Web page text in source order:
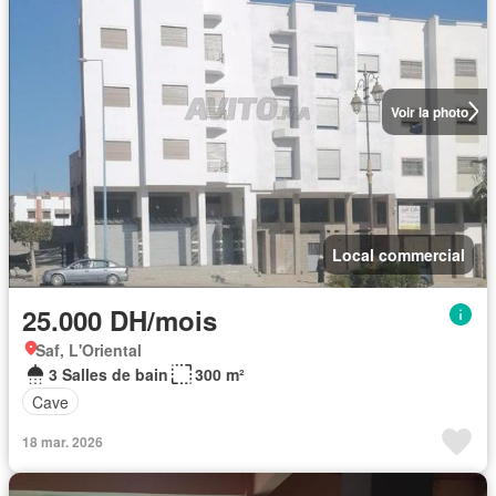
Voir la photo
Local commercial
25.000 DH/mois
Saf, L'Oriental
3 Salles de bain
300 m²
Cave
18 mar. 2026